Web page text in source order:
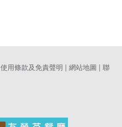
使用條款及免責聲明 | 網站地圖 | 聯